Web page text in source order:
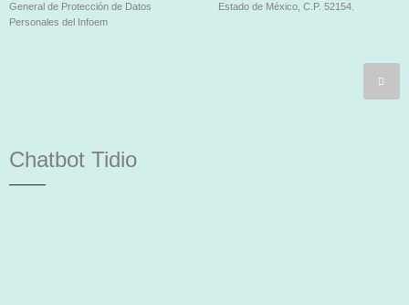
General de Protección de Datos
Personales del Infoem
Estado de México, C.P. 52154.
Chatbot Tidio